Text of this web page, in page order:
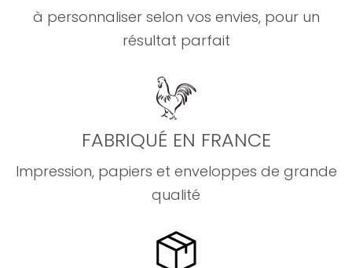
à personnaliser selon vos envies, pour un
résultat parfait
FABRIQUÉ EN FRANCE
Impression, papiers et enveloppes de grande
qualité